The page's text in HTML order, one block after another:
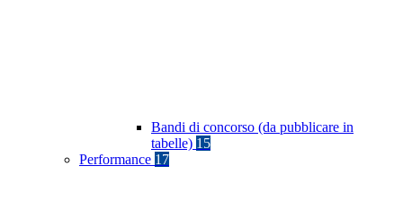
Bandi di concorso (da pubblicare in
tabelle) 15
Performance 17